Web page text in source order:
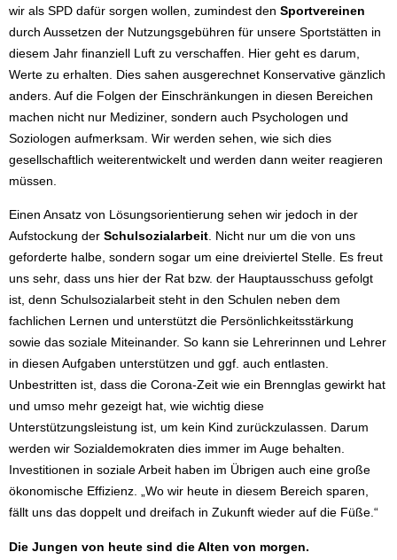
wir als SPD dafür sorgen wollen, zumindest den Sportvereinen
durch Aussetzen der Nutzungsgebühren für unsere Sportstätten in
diesem Jahr finanziell Luft zu verschaffen. Hier geht es darum,
Werte zu erhalten. Dies sahen ausgerechnet Konservative gänzlich
anders. Auf die Folgen der Einschränkungen in diesen Bereichen
machen nicht nur Mediziner, sondern auch Psychologen und
Soziologen aufmerksam. Wir werden sehen, wie sich dies
gesellschaftlich weiterentwickelt und werden dann weiter reagieren
müssen.
Einen Ansatz von Lösungsorientierung sehen wir jedoch in der
Aufstockung der Schulsozialarbeit. Nicht nur um die von uns
geforderte halbe, sondern sogar um eine dreiviertel Stelle. Es freut
uns sehr, dass uns hier der Rat bzw. der Hauptausschuss gefolgt
ist, denn Schulsozialarbeit steht in den Schulen neben dem
fachlichen Lernen und unterstützt die Persönlichkeitsstärkung
sowie das soziale Miteinander. So kann sie Lehrerinnen und Lehrer
in diesen Aufgaben unterstützen und ggf. auch entlasten.
Unbestritten ist, dass die Corona-Zeit wie ein Brennglas gewirkt hat
und umso mehr gezeigt hat, wie wichtig diese
Unterstützungsleistung ist, um kein Kind zurückzulassen. Darum
werden wir Sozialdemokraten dies immer im Auge behalten.
Investitionen in soziale Arbeit haben im Übrigen auch eine große
ökonomische Effizienz. „Wo wir heute in diesem Bereich sparen,
fällt uns das doppelt und dreifach in Zukunft wieder auf die Füße.“
Die Jungen von heute sind die Alten von morgen.